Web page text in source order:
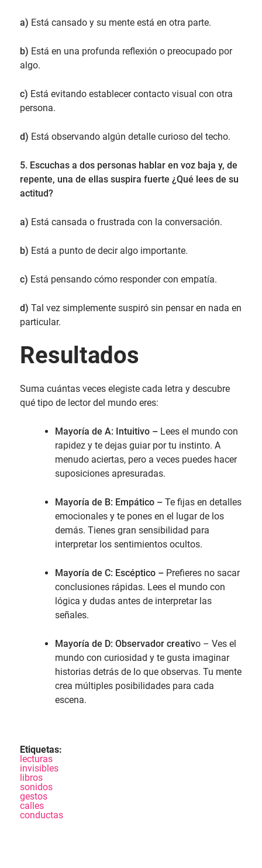
a) Está cansado y su mente está en otra parte.
b) Está en una profunda reflexión o preocupado por
algo.
c) Está evitando establecer contacto visual con otra
persona.
d) Está observando algún detalle curioso del techo.
5. Escuchas a dos personas hablar en voz baja y, de
repente, una de ellas suspira fuerte ¿Qué lees de su
actitud?
a) Está cansada o frustrada con la conversación.
b) Está a punto de decir algo importante.
c) Está pensando cómo responder con empatía.
d) Tal vez simplemente suspiró sin pensar en nada en
particular.
Resultados
Suma cuántas veces elegiste cada letra y descubre
qué tipo de lector del mundo eres:
Mayoría de A: Intuitivo –Lees el mundo con
rapidez y te dejas guiar por tu instinto. A
menudo aciertas, pero a veces puedes hacer
suposiciones apresuradas.
Mayoría de B: Empático – Te fijas en detalles
emocionales y te pones en el lugar de los
demás. Tienes gran sensibilidad para
interpretar los sentimientos ocultos.
Mayoría de C: Escéptico – Prefieres no sacar
conclusiones rápidas. Lees el mundo con
lógica y dudas antes de interpretar las
señales.
Mayoría de D: Observador creativo – Ves el
mundo con curiosidad y te gusta imaginar
historias detrás de lo que observas. Tu mente
crea múltiples posibilidades para cada
escena.
Etiquetas:
lecturas
invisibles
libros
sonidos
gestos
calles
conductas